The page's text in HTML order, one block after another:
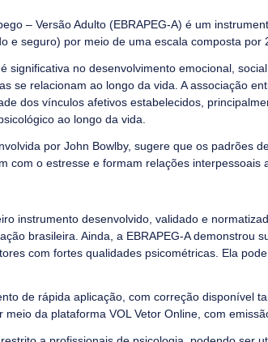
– Versão Adulto (EBRAPEG-A) é um
e seguro) por meio de uma escala composta
significativa no desenvolvimento emocional,
se relacionam ao longo da vida. A associação
dos vínculos afetivos estabelecidos,
ao longo da vida.
por John Bowlby, sugere que os padrões
com o estresse e formam relações
instrumento desenvolvido, validado e
brasileira. Ainda, a EBRAPEG-A demonstrou
com fortes qualidades psicométricas. Ela
de rápida aplicação, com correção disponível
meio da plataforma VOL Vetor Online, com